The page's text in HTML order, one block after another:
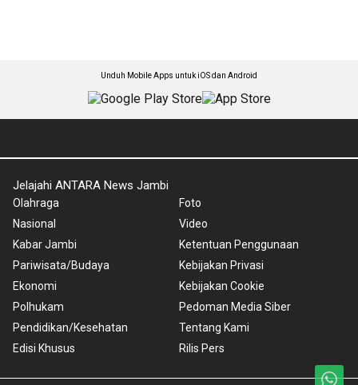
Unduh Mobile Apps untuk iOS dan Android
Jelajahi ANTARA News Jambi
Olahraga
Nasional
Kabar Jambi
Pariwisata/Budaya
Ekonomi
Polhukam
Pendidikan/Kesehatan
Edisi Khusus
Foto
Video
Ketentuan Penggunaan
Kebijakan Privasi
Kebijakan Cookie
Pedoman Media Siber
Tentang Kami
Rilis Pers